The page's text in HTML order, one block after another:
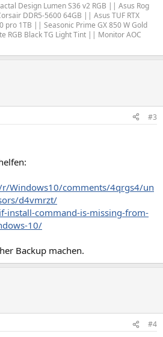
Design Lumen S36 v2 RGB || Asus Rog
DDR5-5600 64GB || Asus TUF RTX
pro 1TB || Seasonic Prime GX 850 W Gold
RGB Black TG Light Tint || Monitor AOC
#3
Windows10/comments/4qrgs4/un
d4vmrzt/
install-command-is-missing-from-
10/
Backup machen.
#4